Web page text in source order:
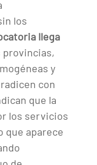
los
llega
provincias,
y
con
que la
los servicios
que aparece